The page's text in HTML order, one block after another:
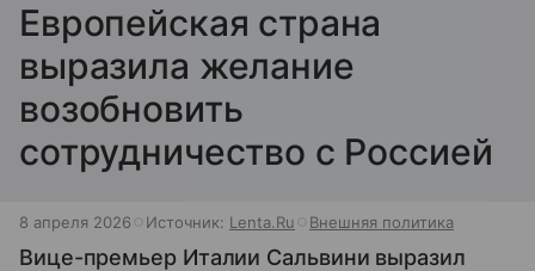
Европейская страна
выразила желание
возобновить
сотрудничество с Россией
8 апреля 2026 Источник: Lenta.Ru Внешняя политика
Вице-премьер Италии Сальвини выразил